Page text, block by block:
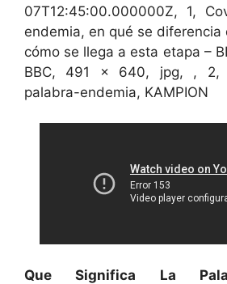
07T12:45:00.000000Z, 1,
endemia, en qué se
cómo se llega a esta etapa –
BBC, 491 x 640, jpg, , 2,
palabra-endemia, KAMPION
Que Significa La